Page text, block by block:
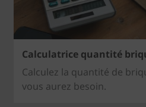
Calculatrice quantité
Calculez la quantité de
vous aurez besoin.